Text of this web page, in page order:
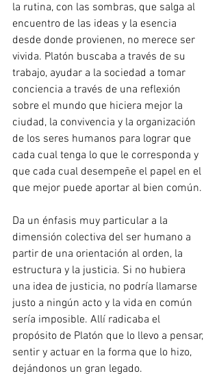
la rutina, con las sombras, que salga al
encuentro de las ideas y la esencia
desde donde provienen, no merece ser
vivida. Platón buscaba a través de su
trabajo, ayudar a la sociedad a tomar
conciencia a través de una reflexión
sobre el mundo que hiciera mejor la
ciudad, la convivencia y la organización
de los seres humanos para lograr que
cada cual tenga lo que le corresponda y
que cada cual desempeñe el papel en el
que mejor puede aportar al bien común.
Da un énfasis muy particular a la
dimensión colectiva del ser humano a
partir de una orientación al orden, la
estructura y la justicia. Si no hubiera
una idea de justicia, no podría llamarse
justo a ningún acto y la vida en común
sería imposible. Allí radicaba el
propósito de Platón que lo llevo a pensar,
sentir y actuar en la forma que lo hizo,
dejándonos un gran legado.